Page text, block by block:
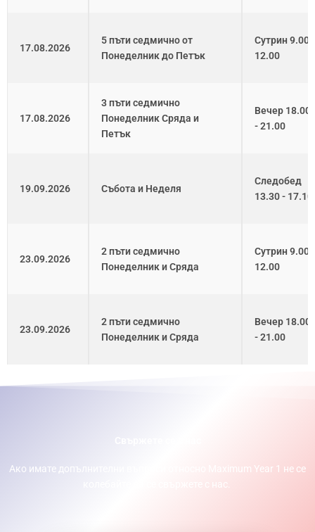
17.08.2026
5 пъти седмично от
Понеделник до Петък
Сутрин 9.00 -
12.00
17.08.2026
3 пъти седмично
Понеделник Сряда и
Петък
Вечер 18.00
- 21.00
19.09.2026 Събота и Неделя
Следобед
13.30 - 17.10
23.09.2026
2 пъти седмично
Понеделник и Сряда
Сутрин 9.00 -
12.00
23.09.2026
2 пъти седмично
Понеделник и Сряда
Вечер 18.00
- 21.00
Ако имате допълнителни въпроси относно Maximum Year 1 не се